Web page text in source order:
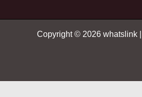
Copyright © 2026 whatslink